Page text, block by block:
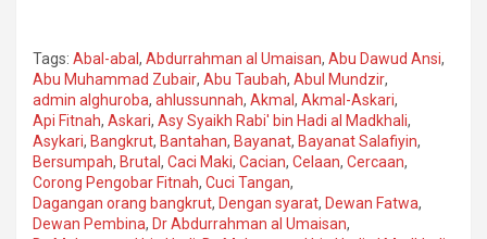
Tags: Abal-abal, Abdurrahman al Umaisan, Abu Dawud Ansi,
Abu Muhammad Zubair, Abu Taubah, Abul Mundzir,
admin alghuroba, ahlussunnah, Akmal, Akmal-Askari,
Api Fitnah, Askari, Asy Syaikh Rabi' bin Hadi al Madkhali,
Asykari, Bangkrut, Bantahan, Bayanat, Bayanat Salafiyin,
Bersumpah, Brutal, Caci Maki, Cacian, Celaan, Cercaan,
Corong Pengobar Fitnah, Cuci Tangan,
Dagangan orang bangkrut, Dengan syarat, Dewan Fatwa,
Dewan Pembina, Dr Abdurrahman al Umaisan,